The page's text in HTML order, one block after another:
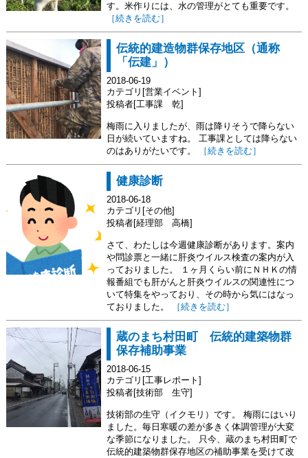
す。米作りには、水の管理がとても重要です。
［続きを読む］
伝統的建造物群保存地区（通称
「伝建」）
2018-06-19
カテゴリ[営業イベント]
投稿者[工事課 乾]
梅雨に入りましたが、雨は降りそうで降らない
日が続いていますね。 工事課としては降らない
のはありがたいです。
［続きを読む］
健康診断
2018-06-18
カテゴリ[その他]
投稿者[経理部 高橋]
さて、わたしは今週健康診断があります。案内
や問診票と一緒に肝炎ウイルス検査の案内が入
っておりました。 １ヶ月くらい前にＮＨＫの情
報番組でも肝がんと肝炎ウイルスの関連性につ
いて特集をやっており、その時から気にはなっ
ておりました。
［続きを読む］
蔵のまち村田町 伝統的建築物群
保存補助事業
2018-06-15
カテゴリ[工事レポート]
投稿者[技術部 生守]
技術部の生守（イクモリ）です。 梅雨にはいり
ました。毎日寒暖の差が多きく体調管理が大変
な季節になりました。 只今、蔵のまち村田町で
伝統的建築物群保存地区の補助事業を受けて改